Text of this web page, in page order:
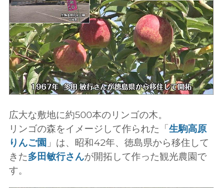
広大な敷地に約500本のリンゴの木。
リンゴの森をイメージして作られた「生駒高原
りんご園 」は、昭和42年、徳島県から移住して
きた多田敏行さんが開拓して作った観光農園で
す。